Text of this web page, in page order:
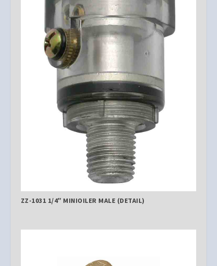
ZZ-1031 1/4″ MINIOILER MALE (DETAIL)